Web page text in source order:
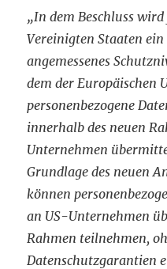
„In dem Beschluss
Vereinigten Staaten ein
angemessenes
dem der Europäischen
personenbezogene
innerhalb des neuen
Unternehmen
Grundlage des neuen
können
an US-Unternehmen
Rahmen teilnehmen,
Datenschutzgarantien